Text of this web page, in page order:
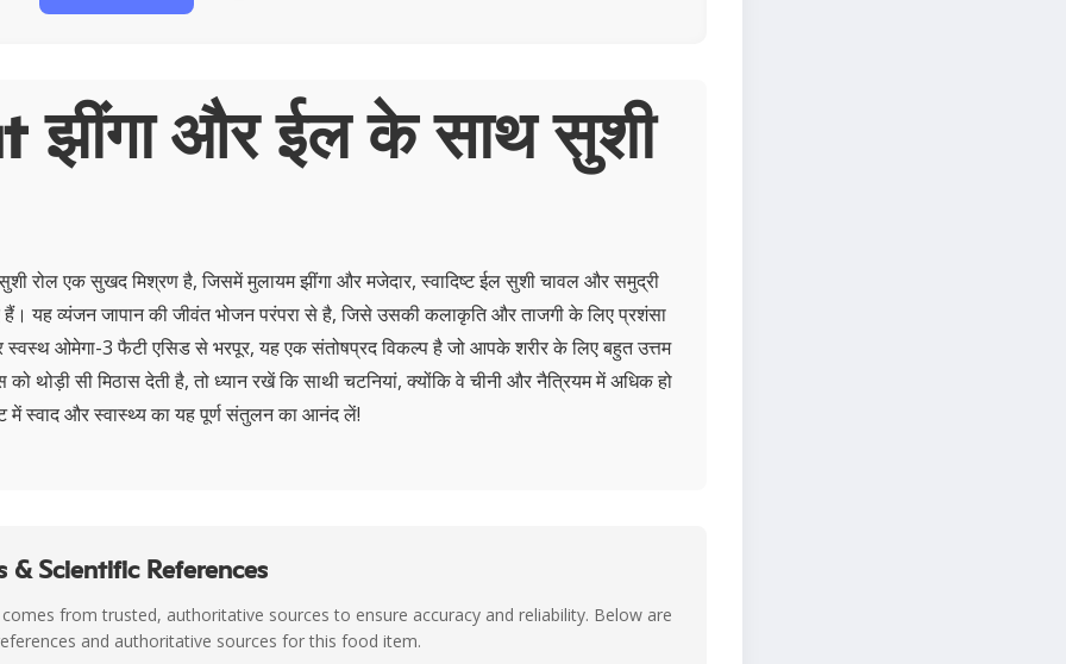
झींगा और ईल के साथ सुशी
रोल एक सुखद मिश्रण है, जिसमें मुलायम झींगा और मजेदार, स्वादिष्ट ईल सुशी चावल और समुद्री
यह व्यंजन जापान की जीवंत भोजन परंपरा से है, जिसे उसकी कलाकृति और ताजगी के लिए प्रशंसा
स्वस्थ ओमेगा-3 फैटी एसिड से भरपूर, यह एक संतोषप्रद विकल्प है जो आपके शरीर के लिए बहुत उत्तम
थोड़ी सी मिठास देती है, तो ध्यान रखें कि साथी चटनियां, क्योंकि वे चीनी और नैत्रियम में अधिक हो
में स्वाद और स्वास्थ्य का यह पूर्ण संतुलन का आनंद लें!
& Scientific References
from trusted, authoritative sources to ensure accuracy and reliability. Below are
and authoritative sources for this food item.